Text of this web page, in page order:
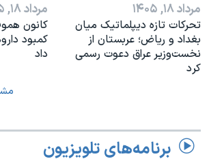
مرداد ۱۸, ۱۴۰۵
تحرکات تازه دیپلماتیک میان
بغداد و ریاض؛ عربستان از
نخست‌وزیر عراق دعوت رسمی
کرد
مرداد ۱۸, ۱۴۰۵
کانون
کمبود
داد
برنامه‌های تلویزیون